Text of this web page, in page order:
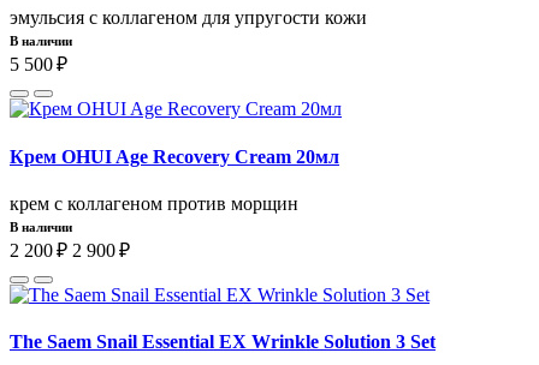
эмульсия с коллагеном для упругости кожи
В наличии
5 500 ₽
Крем OHUI Age Recovery Cream 20мл
крем с коллагеном против морщин
В наличии
2 200 ₽ 2 900 ₽
The Saem Snail Essential EX Wrinkle Solution 3 Set